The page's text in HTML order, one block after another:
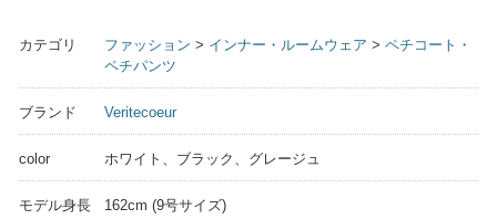
カテゴリ ファッション > インナー・ルームウェア > ペチコート・
ペチパンツ
ブランド Veritecoeur
color ホワイト、ブラック、グレージュ
モデル身長 162cm (9号サイズ)